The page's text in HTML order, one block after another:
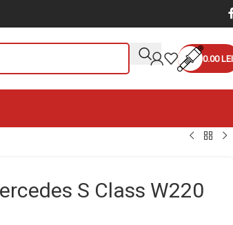
0.00LEI
S Class W220